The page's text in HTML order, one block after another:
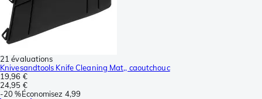
21 évaluations
Knivesandtools Knife Cleaning Mat,, caoutchouc
19,96 €
24,95 €
-20 %Économisez 4,99